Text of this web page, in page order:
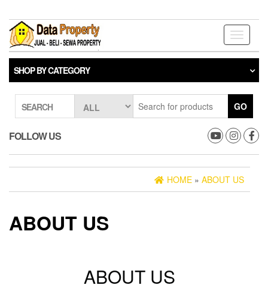
Toggle
SHOP BY CATEGORY
SEARCH GO
FOLLOW US
HOME » ABOUT US
ABOUT US
ABOUT US